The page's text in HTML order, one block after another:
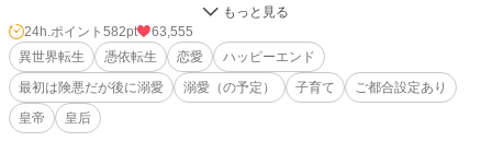
「ルビア様、赤ちゃんに酸素を送るためにゆっくり呼吸をしてください！もうす
ぐですよ！」
やっぱり！
忘れてたけど、お産の痛みだ！
だけどどうして…？
私はもう子供が産めないからだだったのに…。
24h.ポイント 582pt
63,555
異世界転生
憑依転生 恋愛
ハッピーエンド
最初は険悪だが後に溺愛
溺愛（の予定） 子育て
ご都合設定あり
皇帝
皇后